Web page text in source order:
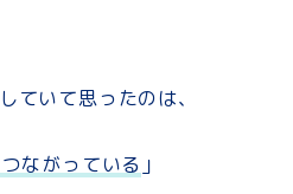
ていて思ったのは、
ながっている 」